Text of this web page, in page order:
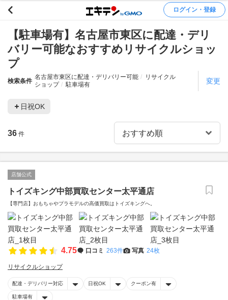
ログイン・登録
【駐車場有】名古屋市東区に配達・デリ
バリー可能なおすすめリサイクルショッ
プ
検索条件
名古屋市東区に配達・デリバリー可能
リサイクル
ショップ
駐車場有 変更
日祝OK
36 件
店舗公式
トイズキング中部買取センター太平通店
【専門店】おもちゃやプラモデルの高価買取はトイズキングへ。‎
4.75 口コミ 263件 写真 24枚
リサイクルショップ
配達・デリバリー対応 日祝OK クーポン有
駐車場有